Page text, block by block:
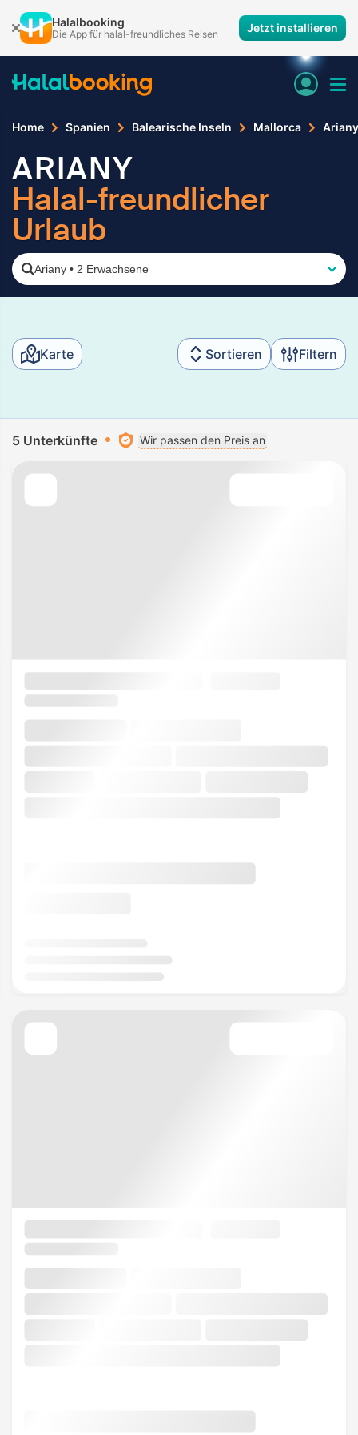
Halalbooking
Die App für halal-freundliches Reisen Jetzt installieren
Home Spanien Balearische Inseln Mallorca Ariany
ARIANY
Halal-freundlicher
Urlaub
Ariany • 2 Erwachsene
Karte Sortieren Filtern
5 Unterkünfte Wir passen den Preis an